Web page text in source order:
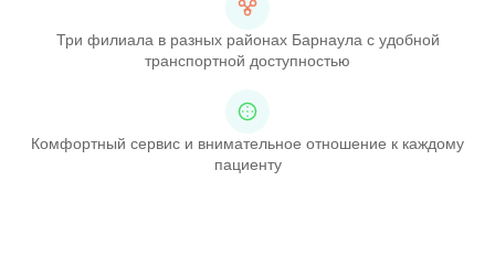
Три филиала в разных районах Барнаула с удобной
транспортной доступностью
Комфортный сервис и внимательное отношение к каждому
пациенту